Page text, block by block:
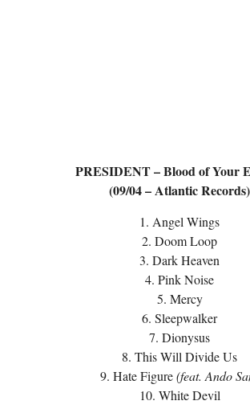
PRESIDENT – Blood of Your
(09/04 – Atlantic Records)
1. Angel Wings
2. Doom Loop
3. Dark Heaven
4. Pink Noise
5. Mercy
6. Sleepwalker
7. Dionysus
8. This Will Divide Us
9. Hate Figure(feat. Ando
10. White Devil